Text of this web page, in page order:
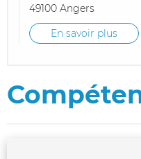
49100 Angers
En savoir plus